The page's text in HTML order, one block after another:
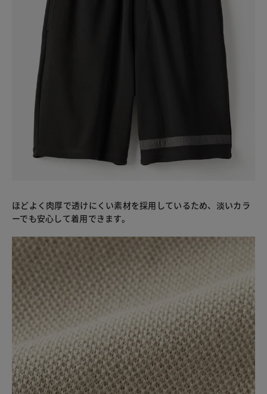
ほどよく肉厚で透けにくい素材を採用しているため、淡いカラ
ーでも安心して着用できます。